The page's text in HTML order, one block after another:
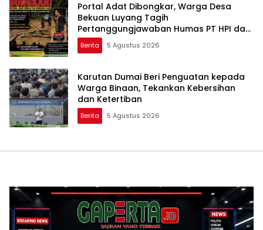
Portal Adat Dibongkar, Warga Desa
Bekuan Luyang Tagih
Pertanggungjawaban Humas PT HPI dan
Kepala Desa yang Diduga Terlibat
Berita 5 Agustus 2026
Karutan Dumai Beri Penguatan kepada
Warga Binaan, Tekankan Kebersihan
dan Ketertiban
Berita 5 Agustus 2026